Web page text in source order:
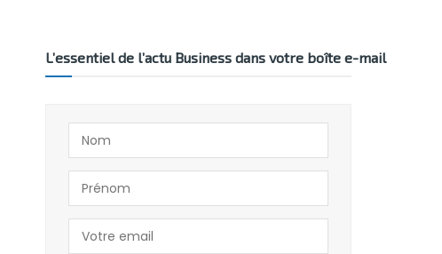
L’essentiel de l’actu Business dans votre boîte e-mail